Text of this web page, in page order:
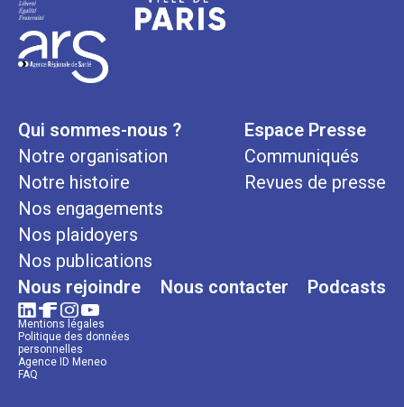
Qui sommes-nous ?
Notre organisation
Notre histoire
Nos engagements
Nos plaidoyers
Nos publications
Espace Presse
Communiqués
Revues de presse
Nous rejoindre Nous contacter Podcasts
Mentions légales
Politique des données
personnelles
Agence ID Meneo
FAQ